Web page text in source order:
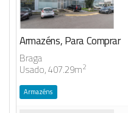
Armazéns, Para Comprar
Braga
Usado, 407.29m2
Armazéns